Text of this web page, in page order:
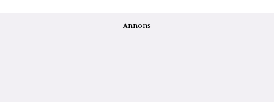
Annons